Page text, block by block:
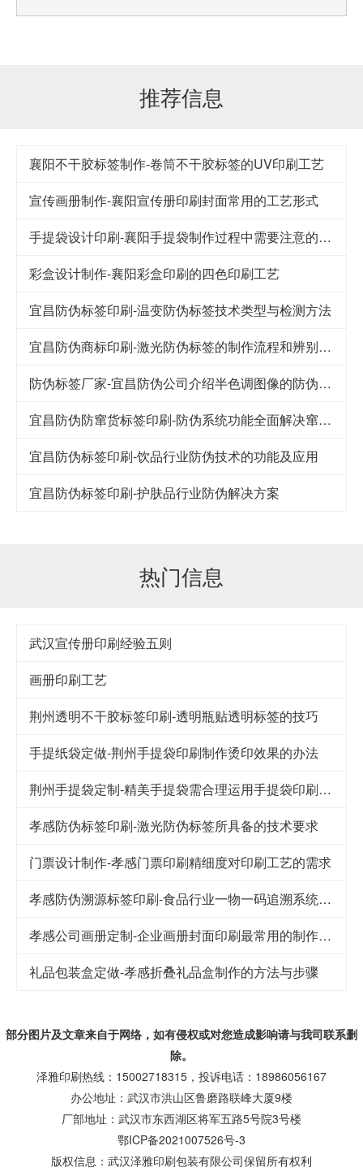
推荐信息
襄阳不干胶标签制作-卷筒不干胶标签的UV印刷工艺
宣传画册制作-襄阳宣传册印刷封面常用的工艺形式
手提袋设计印刷-襄阳手提袋制作过程中需要注意的要点
彩盒设计制作-襄阳彩盒印刷的四色印刷工艺
宜昌防伪标签印刷-温变防伪标签技术类型与检测方法
宜昌防伪商标印刷-激光防伪标签的制作流程和辨别方法
防伪标签厂家-宜昌防伪公司介绍半色调图像的防伪技术
宜昌防伪防窜货标签印刷-防伪系统功能全面解决窜货难题
宜昌防伪标签印刷-饮品行业防伪技术的功能及应用
宜昌防伪标签印刷-护肤品行业防伪解决方案
热门信息
武汉宣传册印刷经验五则
画册印刷工艺
荆州透明不干胶标签印刷-透明瓶贴透明标签的技巧
手提纸袋定做-荆州手提袋印刷制作烫印效果的办法
荆州手提袋定制-精美手提袋需合理运用手提袋印刷技巧
孝感防伪标签印刷-激光防伪标签所具备的技术要求
门票设计制作-孝感门票印刷精细度对印刷工艺的需求
孝感防伪溯源标签印刷-食品行业一物一码追溯系统解决方案
孝感公司画册定制-企业画册封面印刷最常用的制作工艺
礼品包装盒定做-孝感折叠礼品盒制作的方法与步骤
部分图片及文章来自于网络，如有侵权或对您造成影响请与我司联系删
除。
泽雅印刷热线：15002718315，投诉电话：18986056167
办公地址：武汉市洪山区鲁磨路联峰大厦9楼
厂部地址：武汉市东西湖区将军五路5号院3号楼
鄂ICP备2021007526号-3
版权信息：武汉泽雅印刷包装有限公司保留所有权利